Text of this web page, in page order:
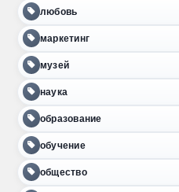
любовь
маркетинг
музей
наука
образование
обучение
общество